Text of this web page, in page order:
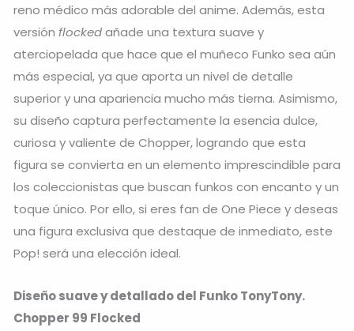
reno médico más adorable del anime. Además, esta
versión flockedañade una textura suave y
aterciopelada que hace que el muñeco Funko sea aún
más especial, ya que aporta un nivel de detalle
superior y una apariencia mucho más tierna. Asimismo,
su diseño captura perfectamente la esencia dulce,
curiosa y valiente de Chopper, logrando que esta
figura se convierta en un elemento imprescindible para
los coleccionistas que buscan funkos con encanto y un
toque único. Por ello, si eres fan de One Piece y deseas
una figura exclusiva que destaque de inmediato, este
Pop! será una elección ideal.
Diseño suave y detallado del Funko TonyTony.
Chopper 99 Flocked